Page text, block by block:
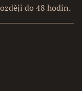
do 48 hodin.